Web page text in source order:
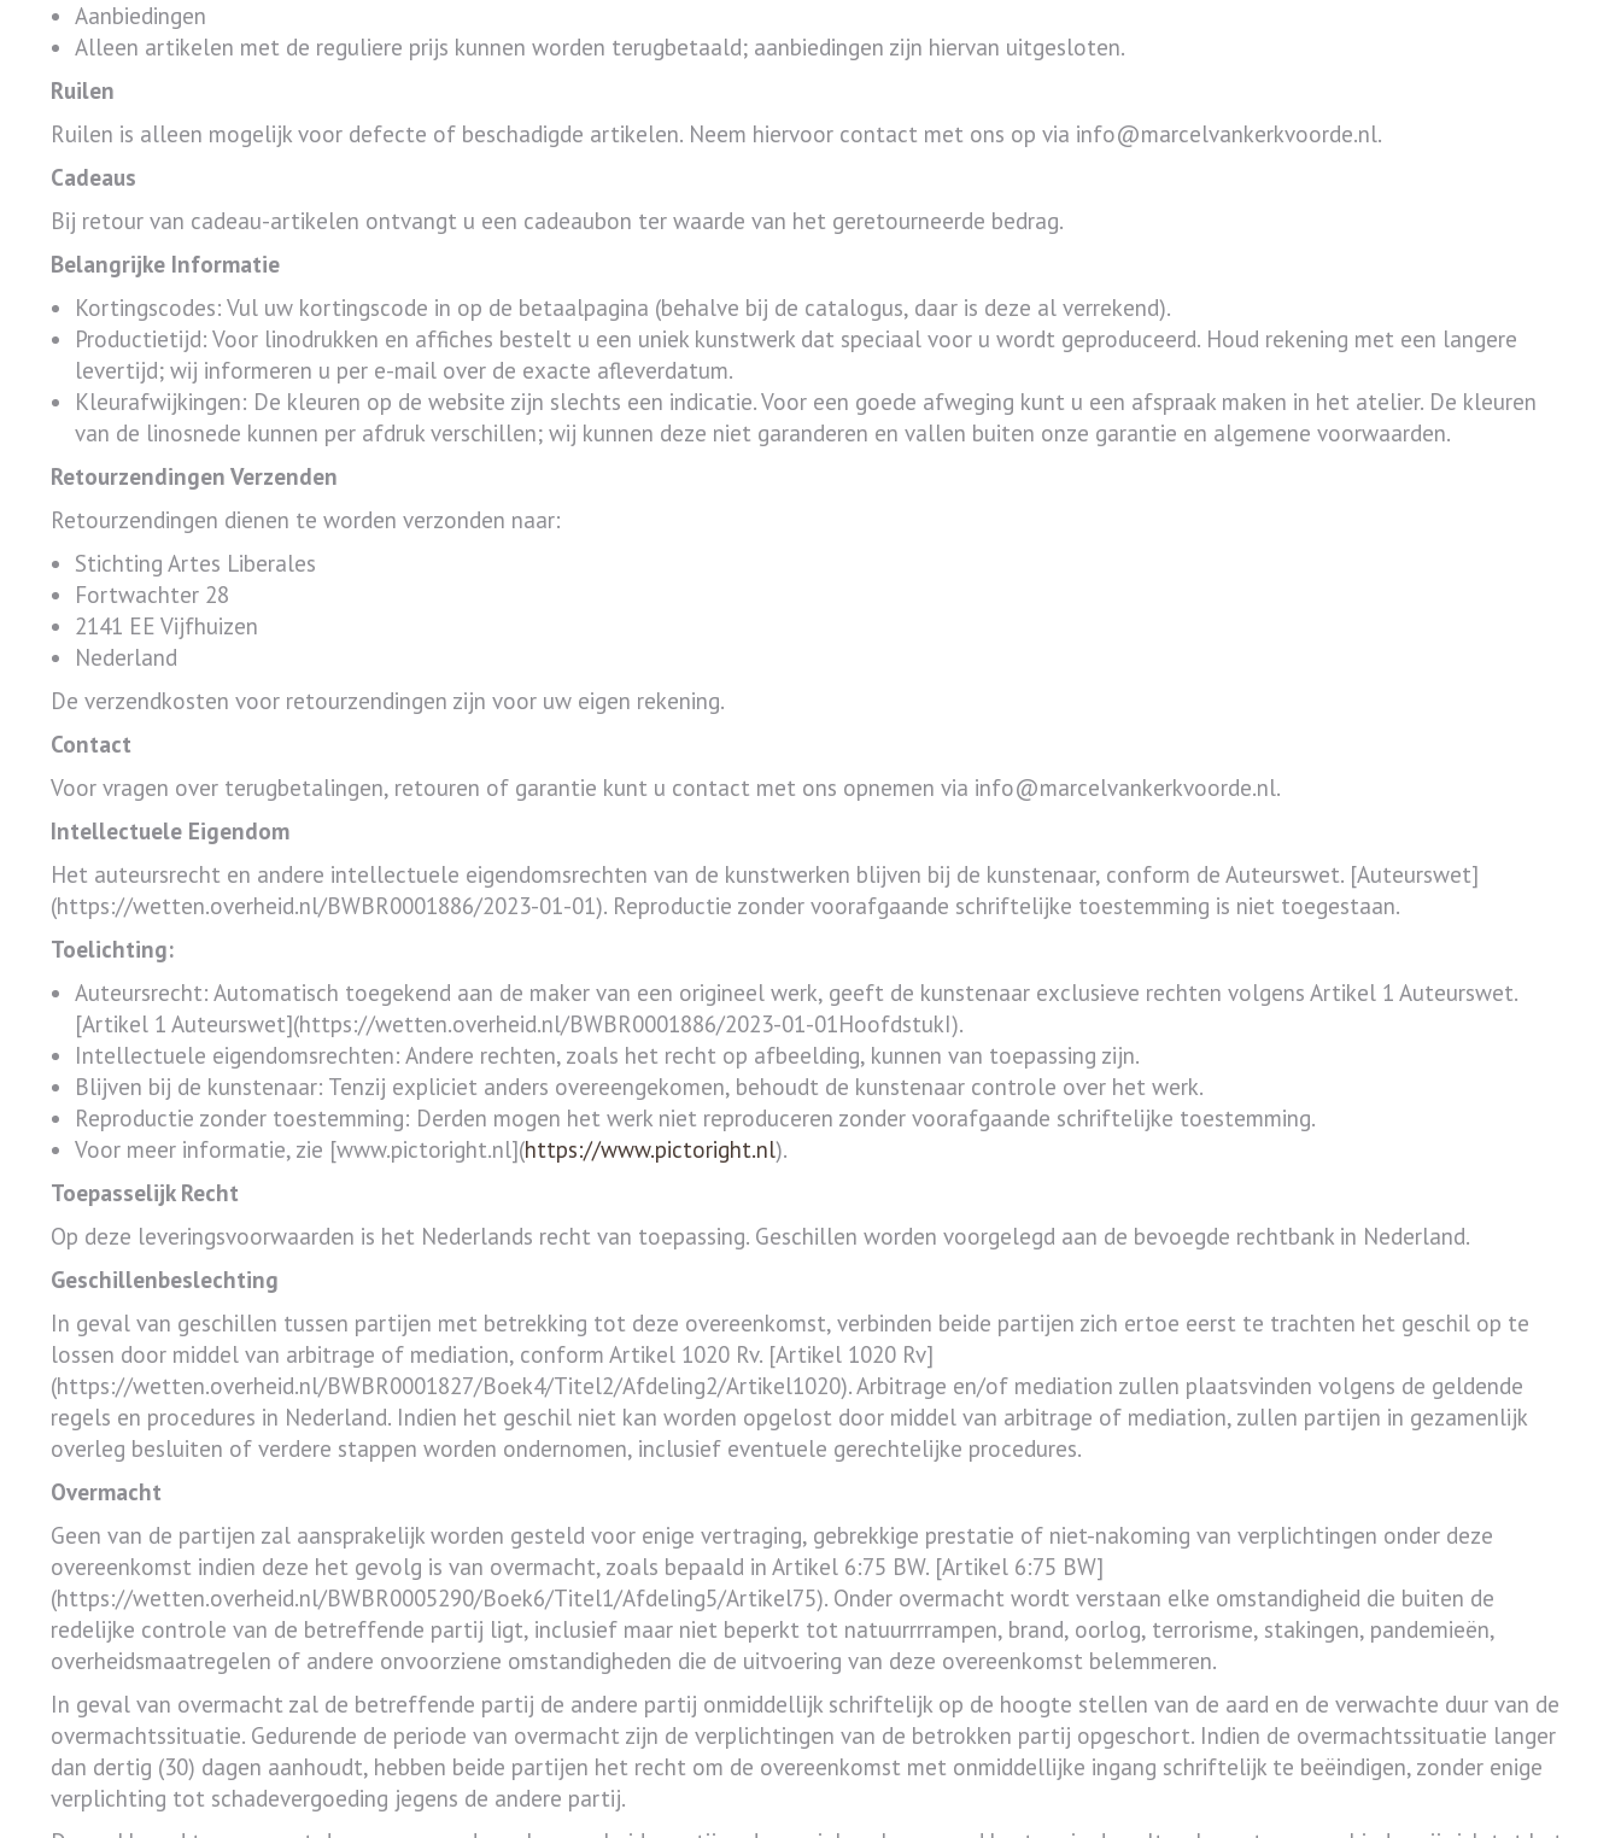
Aanbiedingen
Alleen artikelen met de reguliere prijs kunnen worden terugbetaald; aanbiedingen zijn hiervan uitgesloten.
Ruilen
Ruilen is alleen mogelijk voor defecte of beschadigde artikelen. Neem hiervoor contact met ons op via info@marcelvankerkvoorde.nl.
Cadeaus
Bij retour van cadeau-artikelen ontvangt u een cadeaubon ter waarde van het geretourneerde bedrag.
Belangrijke Informatie
Kortingscodes: Vul uw kortingscode in op de betaalpagina (behalve bij de catalogus, daar is deze al verrekend).
Productietijd: Voor linodrukken en affiches bestelt u een uniek kunstwerk dat speciaal voor u wordt geproduceerd. Houd rekening met een langere
levertijd; wij informeren u per e-mail over de exacte afleverdatum.
Kleurafwijkingen: De kleuren op de website zijn slechts een indicatie. Voor een goede afweging kunt u een afspraak maken in het atelier. De kleuren
van de linosnede kunnen per afdruk verschillen; wij kunnen deze niet garanderen en vallen buiten onze garantie en algemene voorwaarden.
Retourzendingen Verzenden
Retourzendingen dienen te worden verzonden naar:
Stichting Artes Liberales
Fortwachter 28
2141 EE Vijfhuizen
Nederland
De verzendkosten voor retourzendingen zijn voor uw eigen rekening.
Contact
Voor vragen over terugbetalingen, retouren of garantie kunt u contact met ons opnemen via info@marcelvankerkvoorde.nl.
Intellectuele Eigendom
Het auteursrecht en andere intellectuele eigendomsrechten van de kunstwerken blijven bij de kunstenaar, conform de Auteurswet. [Auteurswet]
(https://wetten.overheid.nl/BWBR0001886/2023-01-01). Reproductie zonder voorafgaande schriftelijke toestemming is niet toegestaan.
Toelichting:
Auteursrecht: Automatisch toegekend aan de maker van een origineel werk, geeft de kunstenaar exclusieve rechten volgens Artikel 1 Auteurswet.
[Artikel 1 Auteurswet](https://wetten.overheid.nl/BWBR0001886/2023-01-01HoofdstukI).
Intellectuele eigendomsrechten: Andere rechten, zoals het recht op afbeelding, kunnen van toepassing zijn.
Blijven bij de kunstenaar: Tenzij expliciet anders overeengekomen, behoudt de kunstenaar controle over het werk.
Reproductie zonder toestemming: Derden mogen het werk niet reproduceren zonder voorafgaande schriftelijke toestemming.
Voor meer informatie, zie [www.pictoright.nl](https://www.pictoright.nl).
Toepasselijk Recht
Op deze leveringsvoorwaarden is het Nederlands recht van toepassing. Geschillen worden voorgelegd aan de bevoegde rechtbank in Nederland.
Geschillenbeslechting
In geval van geschillen tussen partijen met betrekking tot deze overeenkomst, verbinden beide partijen zich ertoe eerst te trachten het geschil op te
lossen door middel van arbitrage of mediation, conform Artikel 1020 Rv. [Artikel 1020 Rv]
(https://wetten.overheid.nl/BWBR0001827/Boek4/Titel2/Afdeling2/Artikel1020). Arbitrage en/of mediation zullen plaatsvinden volgens de geldende
regels en procedures in Nederland. Indien het geschil niet kan worden opgelost door middel van arbitrage of mediation, zullen partijen in gezamenlijk
overleg besluiten of verdere stappen worden ondernomen, inclusief eventuele gerechtelijke procedures.
Overmacht
Geen van de partijen zal aansprakelijk worden gesteld voor enige vertraging, gebrekkige prestatie of niet-nakoming van verplichtingen onder deze
overeenkomst indien deze het gevolg is van overmacht, zoals bepaald in Artikel 6:75 BW. [Artikel 6:75 BW]
(https://wetten.overheid.nl/BWBR0005290/Boek6/Titel1/Afdeling5/Artikel75). Onder overmacht wordt verstaan elke omstandigheid die buiten de
redelijke controle van de betreffende partij ligt, inclusief maar niet beperkt tot natuurrrrampen, brand, oorlog, terrorisme, stakingen, pandemieën,
overheidsmaatregelen of andere onvoorziene omstandigheden die de uitvoering van deze overeenkomst belemmeren.
In geval van overmacht zal de betreffende partij de andere partij onmiddellijk schriftelijk op de hoogte stellen van de aard en de verwachte duur van de
overmachtssituatie. Gedurende de periode van overmacht zijn de verplichtingen van de betrokken partij opgeschort. Indien de overmachtssituatie langer
dan dertig (30) dagen aanhoudt, hebben beide partijen het recht om de overeenkomst met onmiddellijke ingang schriftelijk te beëindigen, zonder enige
verplichting tot schadevergoeding jegens de andere partij.